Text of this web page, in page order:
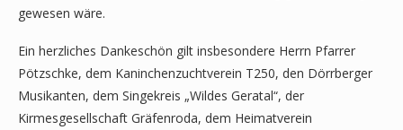
gewesen wäre.
Ein herzliches Dankeschön gilt insbesondere Herrn Pfarrer
Pötzschke, dem Kaninchenzuchtverein T250, den Dörrberger
Musikanten, dem Singekreis „Wildes Geratal“, der
Kirmesgesellschaft Gräfenroda, dem Heimatverein